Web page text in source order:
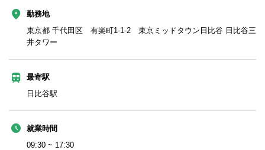
勤務地
東京都 千代田区 有楽町1-1-2 東京ミッドタウン日比谷 日比谷三
井タワー
最寄駅
日比谷駅
就業時間
09:30 ~ 17:30